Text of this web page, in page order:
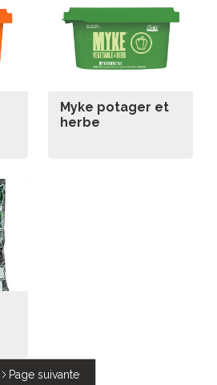
Myke potager et
herbe
Page suivante